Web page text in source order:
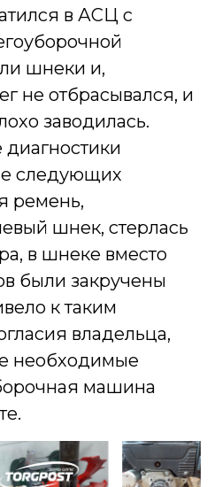
в АСЦ с
шнеки и,
не отбрасывался, и
заводилась.
следующих
ремень,
шнек, стерлась
в шнеке вместо
были закручены
к таким
владельца,
необходимые
машина